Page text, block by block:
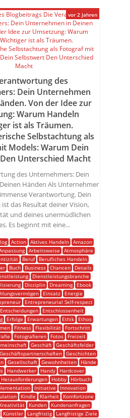
des
Dein Unternehmen
Von der Idee zur
Warum Handeln
ist als Träumen.
Selbstachtung als
Models: Warum Dein
Unterschied Macht
des Unternehmers: Dein
Händen Als Unternehmer
Verantwortung. Dein
das Resultat deiner Vision,
und deines unermüdlichen
Es beginnt mit eine...
Action Aktives Handeln Amazon
Arbeitsweise
Atmosphäre
Beruf
Berufliches Handeln
Buch Business Chancen
Details
Dienstleistungsbranche
Disziplin Dreaming
Ebook
Einsatz
Energie
Entrepreneurial Self-respect
Entscheidungen
Entschlossenheit
Erfolge Erwartungen Ethik
Ethos
Fitness Flexibilität
Fortschritt
Fotografieren Fotos
Freizeit
Geschäft
Geschäftsfelder
Geschäftspartnerschaften
Geschichten
Gesellschaft Gewohnheiten
Hände
Handwerker Handy
Hardcover
Herausforderungen Hobby
Hörbuch
Initiative
Innovation
Kindle Klarheit
Komfortzone
Kreativität Kunden
Kundenanfragen
Künstler Langfristig
Langfristige Ziele
vor 2 Jahren